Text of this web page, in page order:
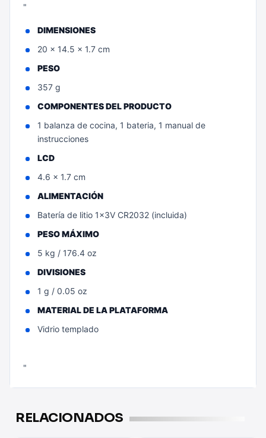
"
DIMENSIONES
20 x 14.5 x 1.7 cm
PESO
357 g
COMPONENTES DEL PRODUCTO
1 balanza de cocina, 1 bateria, 1 manual de
instrucciones
LCD
4.6 x 1.7 cm
ALIMENTACIÓN
Batería de litio 1x3V CR2032 (incluida)
PESO MÁXIMO
5 kg / 176.4 oz
DIVISIONES
1 g / 0.05 oz
MATERIAL DE LA PLATAFORMA
Vidrio templado
"
RELACIONADOS